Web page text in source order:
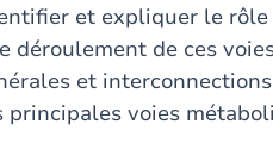
et expliquer le
déroulement de ces
et
voies